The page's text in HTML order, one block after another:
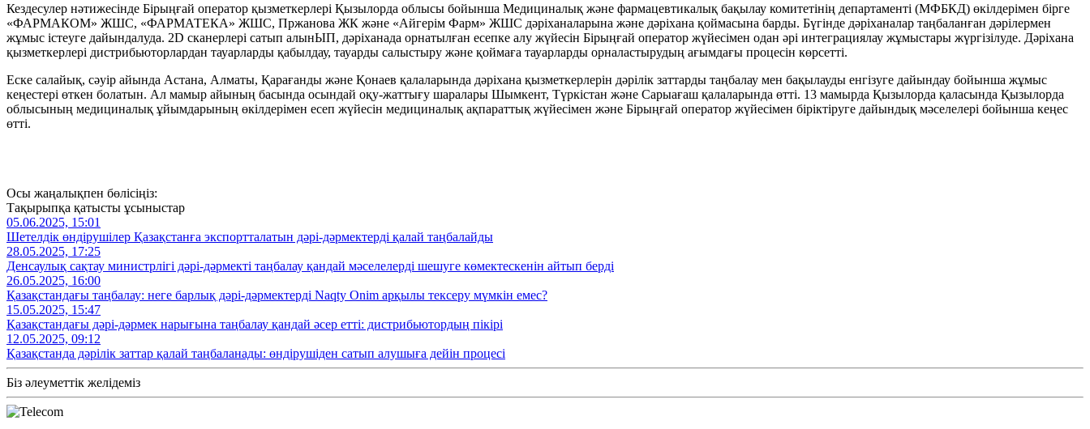
Кездесулер нәтижесінде Бірыңғай оператор қызметкерлері Қызылорда облысы бойынша Медициналық және фармацевтикалық бақылау комитетінің департаменті (МФБКД) өкілдерімен бірге
«ФАРМАКОМ» ЖШС, «ФАРМАТЕКА» ЖШС, Пржанова ЖК және «Айгерім Фарм» ЖШС дәріханаларына және дәріхана қоймасына барды. Бүгінде дәріханалар таңбаланған дәрілермен
жұмыс істеуге дайындалуда. 2D сканерлері сатып алынЫП, дәріханада орнатылған есепке алу жүйесін Бірыңғай оператор жүйесімен одан әрі интеграциялау жұмыстары жүргізілуде. Дәріхана
қызметкерлері дистрибьюторлардан тауарларды қабылдау, тауарды салыстыру және қоймаға тауарларды орналастырудың ағымдағы процесін көрсетті.
Еске салайық, сәуір айында Астана, Алматы, Қарағанды ​​және Қонаев қалаларында дәріхана қызметкерлерін дәрілік заттарды таңбалау мен бақылауды енгізуге дайындау бойынша жұмыс
кеңестері өткен болатын. Ал мамыр айының басында осындай оқу-жаттығу шаралары Шымкент, Түркістан және Сарыағаш қалаларында өтті. 13 мамырда Қызылорда қаласында Қызылорда
облысының медициналық ұйымдарының өкілдерімен есеп жүйесін медициналық ақпараттық жүйесімен және Бірыңғай оператор жүйесімен біріктіруге дайындық мәселелері бойынша кеңес
өтті.
Осы жаңалықпен бөлісіңіз:
Тақырыпқа қатысты ұсыныстар
05.06.2025, 15:01
Шетелдік өндірушілер Қазақстанға экспортталатын дәрі-дәрмектерді қалай таңбалайды
28.05.2025, 17:25
Денсаулық сақтау министрлігі дәрі-дәрмекті таңбалау қандай мәселелерді шешуге көмектескенін айтып берді
26.05.2025, 16:00
Қазақстандағы таңбалау: неге барлық дәрі-дәрмектерді Naqty Onim арқылы тексеру мүмкін емес?
15.05.2025, 15:47
Қазақстандағы дәрі-дәрмек нарығына таңбалау қандай әсер етті: дистрибьютордың пікірі
12.05.2025, 09:12
Қазақстанда дәрілік заттар қалай таңбаланады: өндірушіден сатып алушыға дейін процесі
Біз әлеуметтік желідеміз